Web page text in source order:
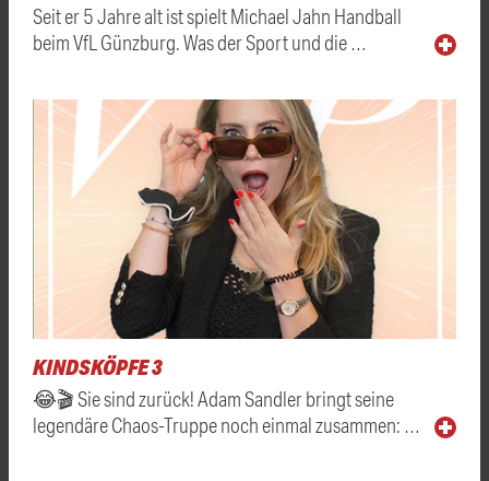
Seit er 5 Jahre alt ist spielt Michael Jahn Handball
beim VfL Günzburg. Was der Sport und die …
KINDSKÖPFE 3
😂🎬 Sie sind zurück! Adam Sandler bringt seine
legendäre Chaos-Truppe noch einmal zusammen: …